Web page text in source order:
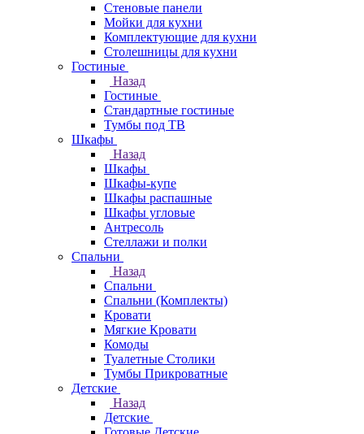
Стеновые панели
Мойки для кухни
Комплектующие для кухни
Столешницы для кухни
Гостиные
Назад
Гостиные
Стандартные гостиные
Тумбы под ТВ
Шкафы
Назад
Шкафы
Шкафы-купе
Шкафы распашные
Шкафы угловые
Антресоль
Стеллажи и полки
Спальни
Назад
Спальни
Спальни (Комплекты)
Кровати
Мягкие Кровати
Комоды
Туалетные Столики
Тумбы Прикроватные
Детские
Назад
Детские